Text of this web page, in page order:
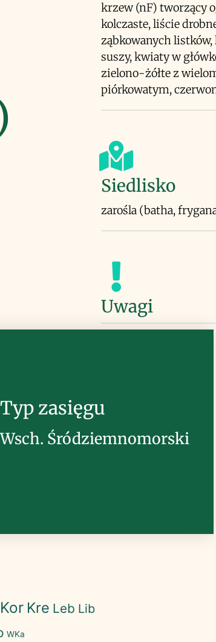
krzew (nF) tworzący
kolczaste, liście
ząbkowanych listków,
suszy, kwiaty w
zielono-żółte z
piórkowatym,
Siedlisko
zarośla (batha,
Uwagi
Typ zasięgu
Wsch. Śródziemnomorski
Kor Kre Leb Lib
WKa